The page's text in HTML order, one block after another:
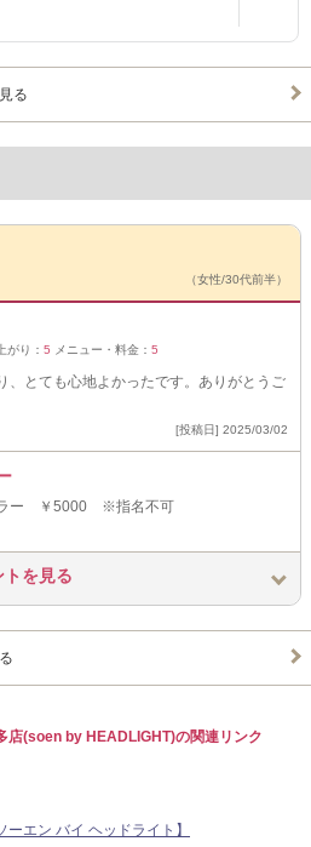
る
（女性/30代前半）
がり： 5 メニュー・料金： 5
、とても心地よかったです。ありがとうご
[投稿日] 2025/03/02
ラー ￥5000 ※指名不可
を見る
店(soen by HEADLIGHT)の関連リンク
エン バイ ヘッドライト】